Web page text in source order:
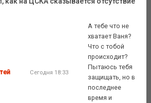
Сегодня 18:33
А тебе что не
хватает Ваня?
Что с тобой
происходит?
Пытаюсь тебя
защищать, но в
последнее
время и